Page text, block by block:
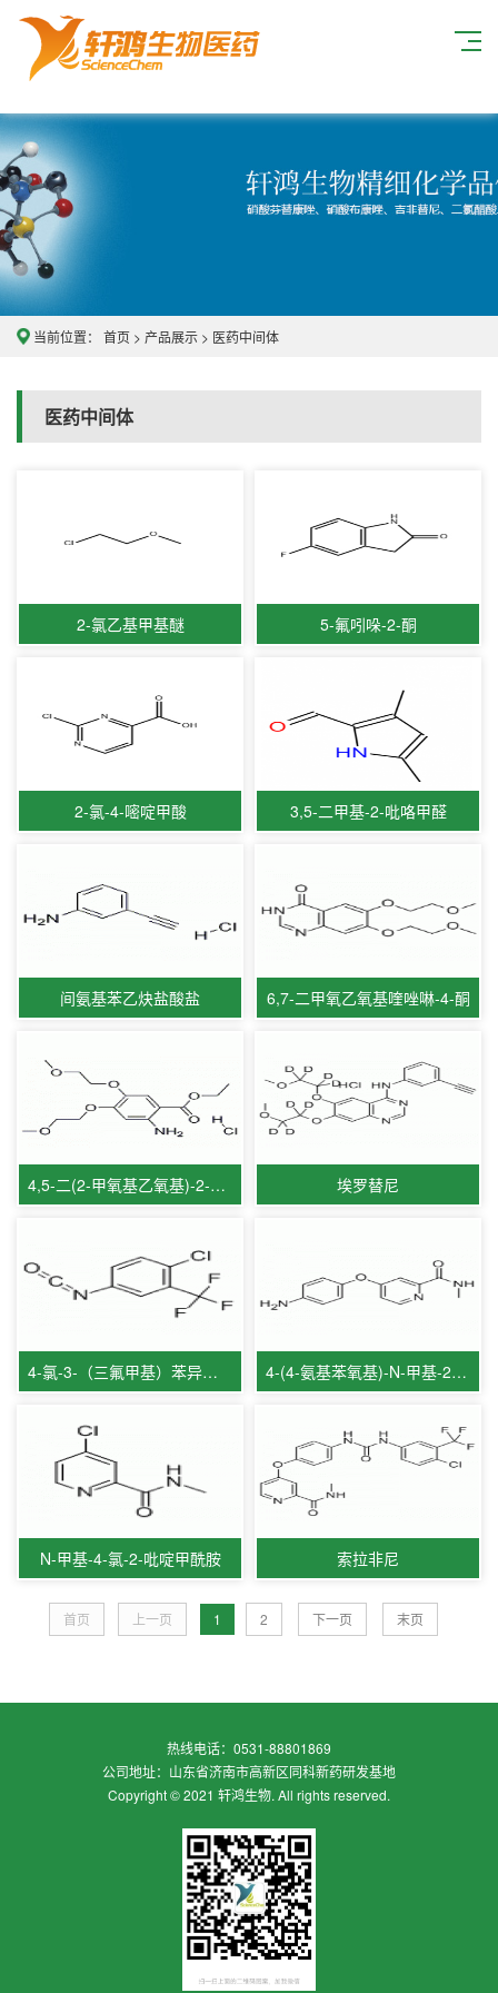
当前位置： 首页 > 产品展示 > 医药中间体
医药中间体
2-氯乙基甲基醚 5-氟吲哚-2-酮
2-氯-4-嘧啶甲酸 3,5-二甲基-2-吡咯甲醛
间氨基苯乙炔盐酸盐 6,7-二甲氧乙氧基喹唑啉-4-酮
4,5-二(2-甲氧基乙氧基)-2-氨基苯甲酸乙酯盐酸盐 埃罗替尼
4-氯-3-（三氟甲基）苯异氰酸酯 4-(4-氨基苯氧基)-N-甲基-2-吡啶甲酰胺
N-甲基-4-氯-2-吡啶甲酰胺 索拉非尼
首页 上一页 1 2 下一页 末页
热线电话：0531-88801869
公司地址：山东省济南市高新区同科新药研发基地
Copyright © 2021 轩鸿生物. All rights reserved.